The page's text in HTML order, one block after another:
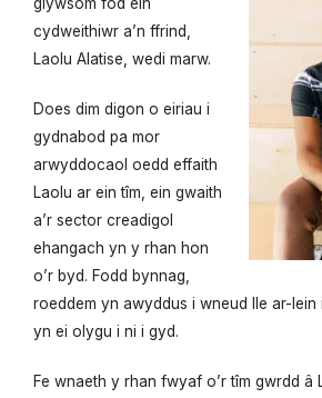
cydweithiwr a’n ffrind,
Laolu Alatise, wedi marw.
Does dim digon o eiriau i
gydnabod pa mor
arwyddocaol oedd effaith
Laolu ar ein tîm, ein gwaith
a’r sector creadigol
ehangach yn y rhan hon
o’r byd. Fodd bynnag,
roeddem yn awyddus i wneud lle ar-
yn ei olygu i ni i gyd.
Fe wnaeth y rhan fwyaf o’r tîm gwrdd â